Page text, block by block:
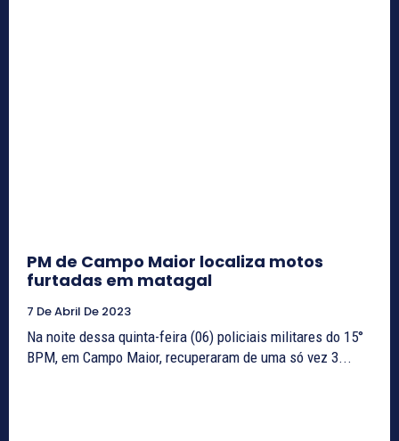
PM de Campo Maior localiza motos
furtadas em matagal
7 De Abril De 2023
Na noite dessa quinta-feira (06) policiais militares do 15°
BPM, em Campo Maior, recuperaram de uma só vez 3...